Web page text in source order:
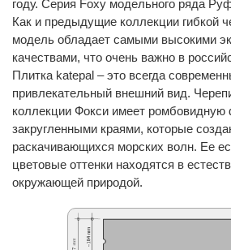
году. Серия Foxy модельного ряда
Как и предыдущие коллекции гибкой
модель обладает самыми высокими
качествами, что очень важно в
Плитка katepal – это всегда
привлекательный внешний вид.
коллекции Фокси имеет ромбовидную
закругленными краями, которые
раскачивающихся морских волн. Ее
цветовые оттенки находятся в
окружающей природой.